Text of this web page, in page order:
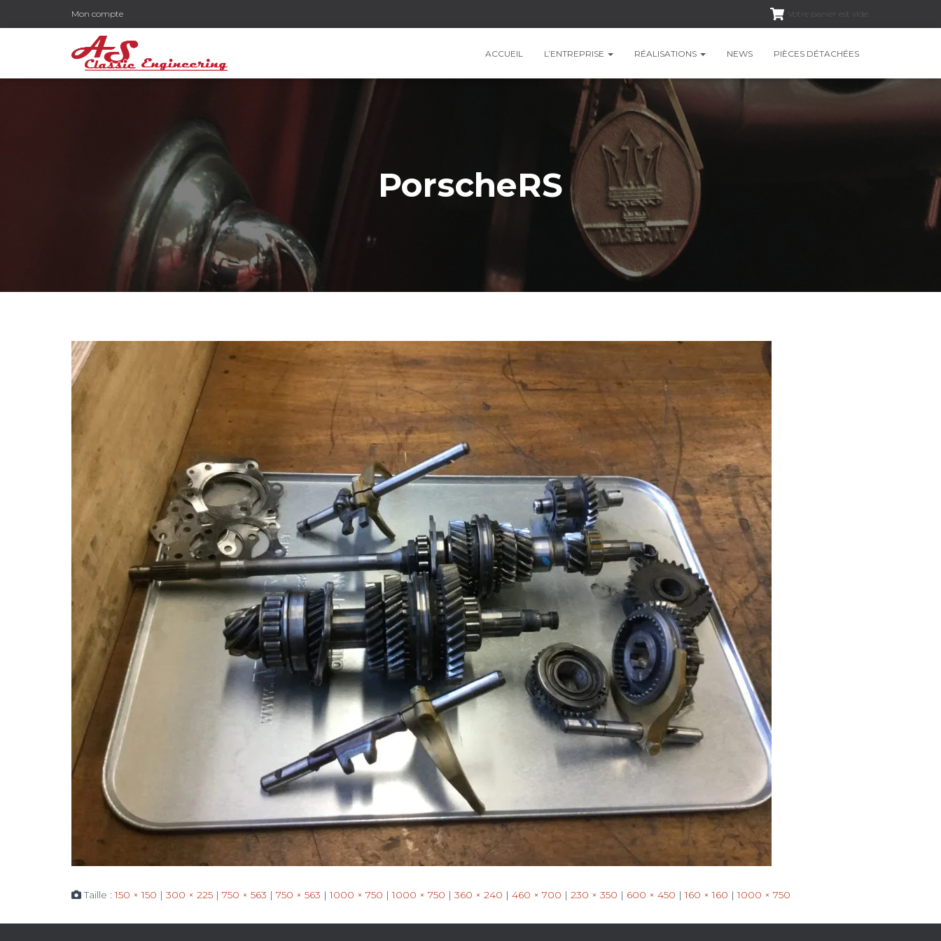
Votre panier est vide.
Mon compte
ACCUEIL L’ENTREPRISE RÉALISATIONS NEWS PIÈCES DÉTACHÉES
PorscheRS
Taille :150 × 150 | 300 × 225 | 750 × 563 | 750 × 563 | 1000 × 750 | 1000 × 750 | 360 × 240 | 460 × 700 | 230 × 350 | 600 × 450 | 160 × 160 | 1000 × 750